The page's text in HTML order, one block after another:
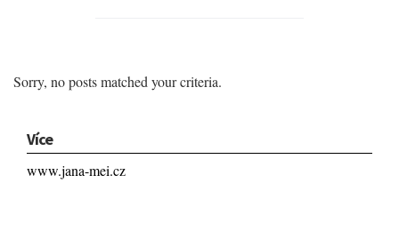
Sorry, no posts matched your criteria.
Více
www.jana-mei.cz